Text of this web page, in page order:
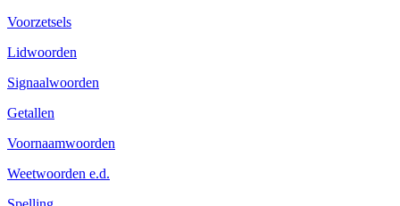
Voorzetsels
Lidwoorden
Signaalwoorden
Getallen
Voornaamwoorden
Weetwoorden e.d.